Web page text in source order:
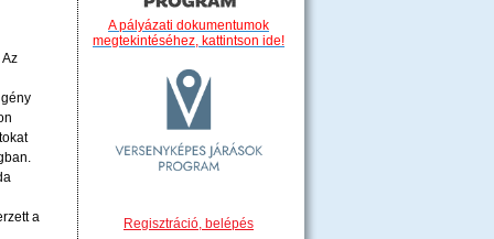
a
A pályázati dokumentumok
megtekintéséhez, kattintson ide!
Regisztráció, belépés